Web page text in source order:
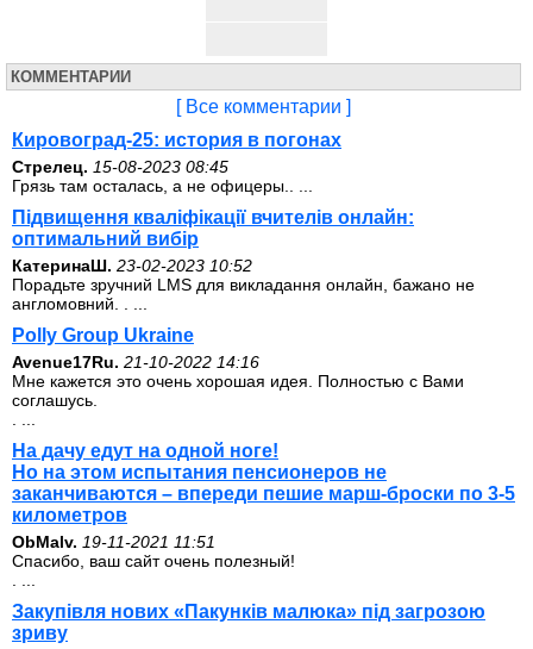
КОММЕНТАРИИ
[ Все комментарии ]
Кировоград-25: история в погонах
Стрелец. 15-08-2023 08:45
Грязь там осталась, а не офицеры.. ...
Підвищення кваліфікації вчителів онлайн:
оптимальний вибір
КатеринаШ. 23-02-2023 10:52
Порадьте зручний LMS для викладання онлайн, бажано не
англомовний. . ...
Polly Group Ukraine
Avenue17Ru. 21-10-2022 14:16
Мне кажется это очень хорошая идея. Полностью с Вами
соглашусь.
На дачу едут на одной ноге!
Но на этом испытания пенсионеров не
заканчиваются – впереди пешие марш-броски по 3-5
километров
ОbMalv. 19-11-2021 11:51
Спасибо, ваш сайт очень полезный!
Закупівля нових «Пакунків малюка» під загрозою
зриву